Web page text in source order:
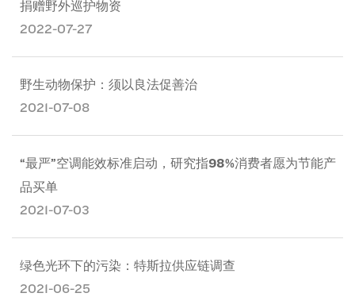
捐赠野外巡护物资
2022-07-27
野生动物保护：须以良法促善治
2021-07-08
“最严”空调能效标准启动，研究指98%消费者愿为节能产
品买单
2021-07-03
绿色光环下的污染：特斯拉供应链调查
2021-06-25